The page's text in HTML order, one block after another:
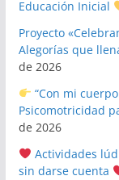
Educación Inicial
Proyecto
Alegorías que
de 2026
“Con mi
Psicomotricidad
de 2026
Actividades
sin darse cuenta